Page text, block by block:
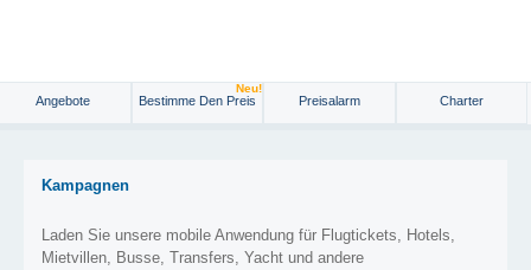
Angebote Bestimme Den Preis
Neu!
Preisalarm Charter
Kampagnen
Laden Sie unsere mobile Anwendung für Flugtickets, Hotels,
Mietvillen, Busse, Transfers, Yacht und andere